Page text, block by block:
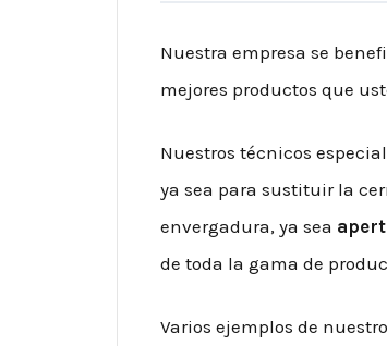
Nuestra empresa se
mejores productos que
Nuestros técnicos
ya sea para sustituir la
envergadura, ya sea
de toda la gama de
Varios ejemplos de